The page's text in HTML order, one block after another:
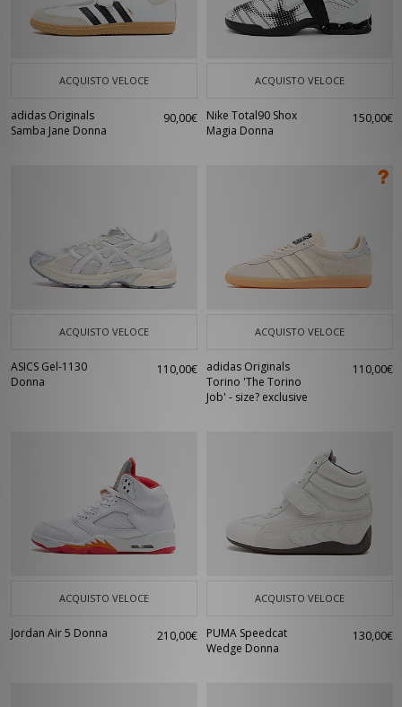
ACQUISTO VELOCE
adidas Originals
Samba Jane Donna
90,00€
ACQUISTO VELOCE
Nike Total90 Shox
Magia Donna
150,00€
ACQUISTO VELOCE
ASICS Gel-1130
Donna
110,00€
ACQUISTO VELOCE
adidas Originals
Torino 'The Torino
Job' - size? exclusive
110,00€
ACQUISTO VELOCE
Jordan Air 5 Donna 210,00€
ACQUISTO VELOCE
PUMA Speedcat
Wedge Donna
130,00€